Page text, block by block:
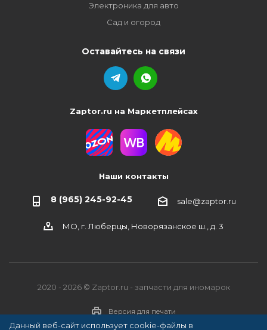
Электроника для авто
Сад и огород
Оставайтесь на связи
Zaptor.ru на Маркетплейсах
Наши контакты
8 (965) 245-92-45 sale@zaptor.ru
МО, г. Люберцы, Новорязанское ш., д. 3
2020 - 2026 © Zaptor.ru - запчасти для иномарок
Версия для печати
Данный веб-сайт использует cookie-файлы в